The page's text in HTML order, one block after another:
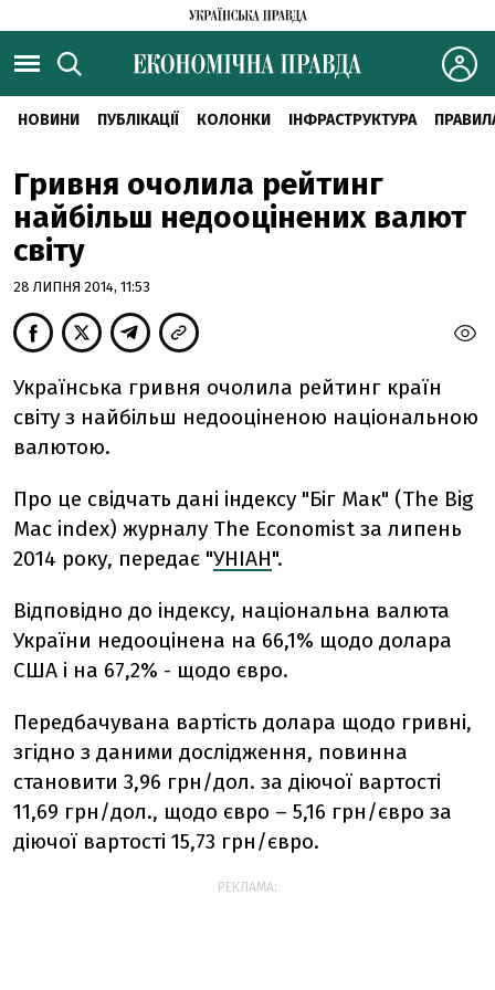
НОВИНИ ПУБЛІКАЦІЇ КОЛОНКИ ІНФРАСТРУКТУРА
Гривня очолила рейтинг
найбільш недооцінених валют
світу
28 ЛИПНЯ 2014, 11:53
Українська гривня очолила рейтинг країн
світу з найбільш недооціненою національною
валютою.
Про це свідчать дані індексу "Біг Мак" (The Big
Mac index) журналу The Economist за липень
2014 року, передає "УНІАН".
Відповідно до індексу, національна валюта
України недооцінена на 66,1% щодо долара
США і на 67,2% - щодо євро.
Передбачувана вартість долара щодо гривні,
згідно з даними дослідження, повинна
становити 3,96 грн/дол. за діючої вартості
11,69 грн/дол., щодо євро – 5,16 грн/євро за
діючої вартості 15,73 грн/євро.
РЕКЛАМА: